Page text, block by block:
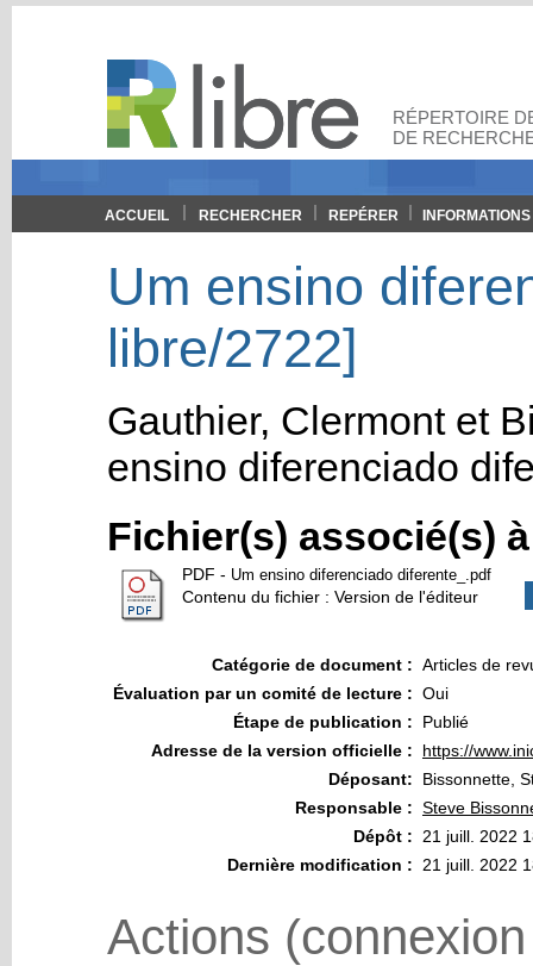
RÉPERTOIRE
DE
ACCUEIL RECHERCHER REPÉRER INFORMATIONS
Um ensino
libre/2722]
Gauthier, Clermontet
ensino diferenciado
Fichier(s) associé(s)
PDF - Um ensino diferenciado diferente_.pdf
Contenu du fichier : Version de l'éditeur
Catégorie de document : Articles de
Évaluation par un comité de lecture : Oui
Étape de publication :
Publié
Adresse de la version officielle :
https://
Déposant:
Bissonnette,
Responsable : Steve
Dépôt :
21 juill. 2022
Dernière modification :
21 juill. 2022
Actions